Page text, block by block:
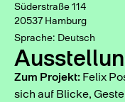
Süderstraße 114
20537 Hamburg
Sprache: Deutsch
Zum Projekt: Felix
sich auf Blicke,